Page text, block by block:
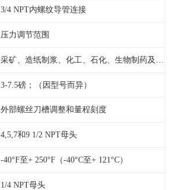
3/4 NPT内螺纹导管连接
压力调节范围
3-7.5磅；（因型号而异）
外部螺丝刀槽调整和量程刻度
4,5,7和9 1/2 NPT母头
-40°F至+ 250°F（-40°C至+ 121°C）
1/4 NPT母头